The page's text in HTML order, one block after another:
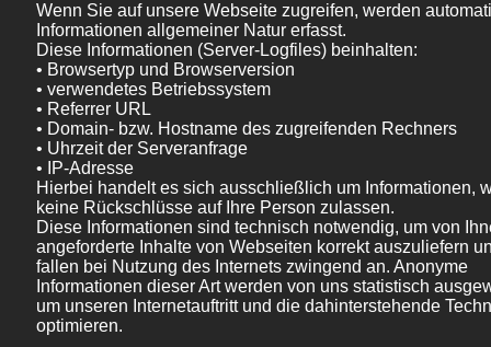
Wenn Sie auf unsere Webseite zugreifen, werden
Informationen allgemeiner Natur erfasst.
Diese Informationen (Server-Logfiles) beinhalten:
• Browsertyp und Browserversion
• verwendetes Betriebssystem
• Referrer URL
• Domain- bzw. Hostname des zugreifenden Rechners
• Uhrzeit der Serveranfrage
• IP-Adresse
Hierbei handelt es sich ausschließlich um Informationen,
keine Rückschlüsse auf Ihre Person zulassen.
Diese Informationen sind technisch notwendig, um von
angeforderte Inhalte von Webseiten korrekt auszuliefern
fallen bei Nutzung des Internets zwingend an. Anonyme
Informationen dieser Art werden von uns statistisch
um unseren Internetauftritt und die dahinterstehende
optimieren.